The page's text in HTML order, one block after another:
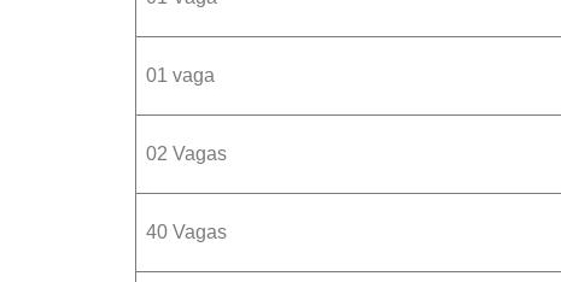
01 vaga
02 Vagas
40 Vagas